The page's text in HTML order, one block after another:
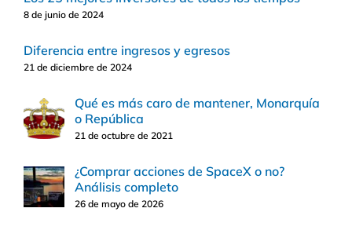
8 de junio de 2024
Diferencia entre ingresos y egresos
21 de diciembre de 2024
Qué es más caro de mantener, Monarquía
o República
21 de octubre de 2021
¿Comprar acciones de SpaceX o no?
Análisis completo
26 de mayo de 2026